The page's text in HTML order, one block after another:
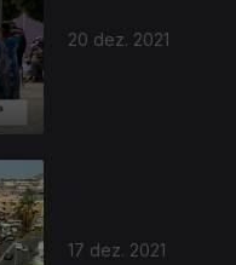
20 dez. 2021
17 dez. 2021